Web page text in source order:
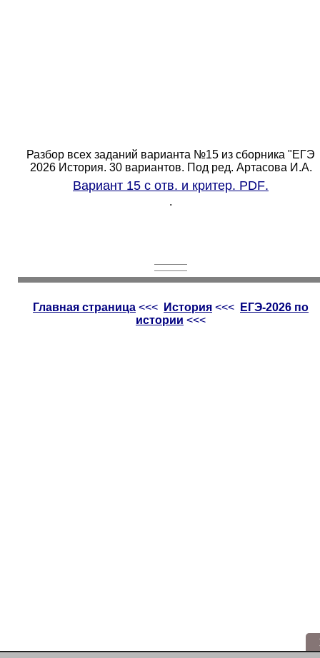
Разбор всех заданий варианта №15 из сборника "ЕГЭ
2026 История. 30 вариантов. Под ред. Артасова И.А.
Вариант 15 с отв. и критер. PDF.
.
Главная страница <<< История <<<
ЕГЭ-2026 по
истории <<<